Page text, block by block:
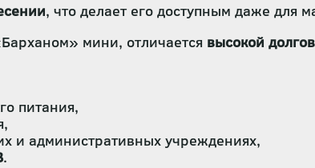
, что делает его доступным даже для
мини, отличается высокой
питания,
и административных учреждениях,
.